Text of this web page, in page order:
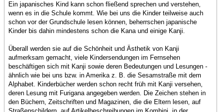
Ein japanisches Kind kann schon fließend sprechen und verstehen,
wenn es in die Schule kommt. Wie bei uns die Kinder teilweise auch
schon vor der Grundschule lesen können, beherrschen japanische
Kinder bis dahin mindestens schon die Kana und einige Kanji.
Überall werden sie auf die Schönheit und Ästhetik von Kanji
aufmerksam gemacht, viele Kindersendungen im Fernsehen
beschäftigen sich mit Kanji sowie deren Bedeutungen und Lesungen -
ähnlich wie bei uns bzw. in Amerika z. B. die Sesamstraße mit dem
Alphabet. Kinderbücher werden schon recht früh mit Kanji versehen,
deren Lesung mit Furigana angegeben werden. Die Zeichen stehen in
den Büchern, Zeitschriften und Magazinen, die die Eltern lesen, auf